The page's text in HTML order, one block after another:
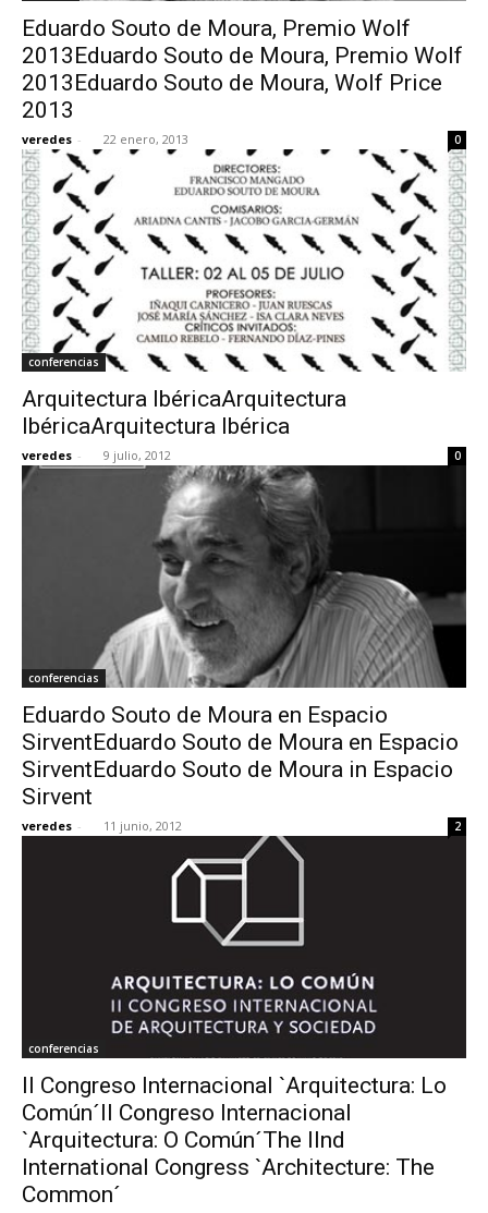
Eduardo Souto de Moura, Premio Wolf
2013Eduardo Souto de Moura, Premio Wolf
2013Eduardo Souto de Moura, Wolf Price
2013
veredes - 22 enero, 2013 0
conferencias
Arquitectura IbéricaArquitectura
IbéricaArquitectura Ibérica
veredes - 9 julio, 2012 0
conferencias
Eduardo Souto de Moura en Espacio
SirventEduardo Souto de Moura en Espacio
SirventEduardo Souto de Moura in Espacio
Sirvent
veredes - 11 junio, 2012 2
conferencias
II Congreso Internacional `Arquitectura: Lo
Común´II Congreso Internacional
`Arquitectura: O Común´The IInd
International Congress `Architecture: The
Common´